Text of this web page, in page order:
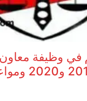
في وظيفة معاون
ادارية